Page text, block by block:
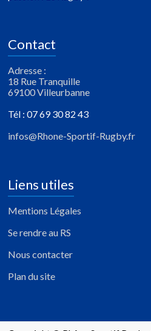
Contact
Adresse :
18 Rue Tranquille
69100 Villeurbanne
Tél : 07 69 30 82 43
infos@Rhone-Sportif-Rugby.fr
Liens utiles
Mentions Légales
Se rendre au RS
Nous contacter
Plan du site